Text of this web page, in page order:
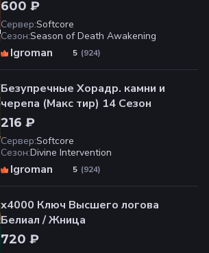
600 ₽
Сервер:Softcore
Сезон:Season of Death Awakening
Igroman (924)
5
Безупречные Хорадр. камни и
черепа (Макс тир) 14 Сезон
216 ₽
Сервер:Softcore
Сезон:Divine Intervention
Igroman (924)
5
х4000 Ключ Высшего логова
Белиал / Жница
720 ₽